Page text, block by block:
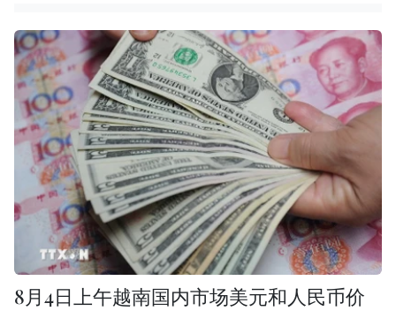
8月4日上午越南国内市场美元和人民币价